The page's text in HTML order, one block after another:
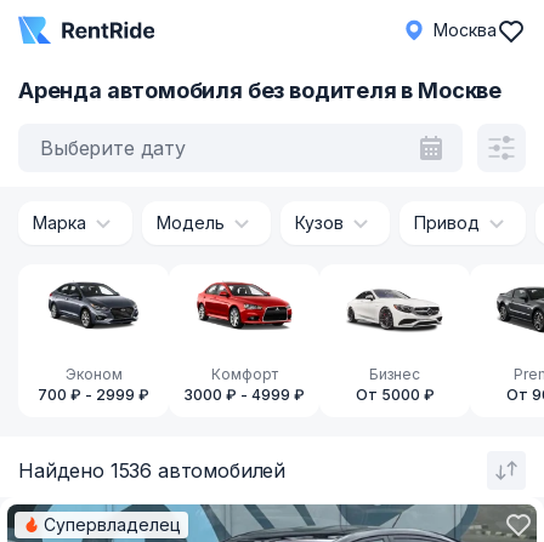
Москва
Аренда автомобиля без водителя в Москве
Выберите дату
Марка Модель Кузов Привод
Эконом
700 ₽ - 2999 ₽
Комфорт
3000 ₽ - 4999 ₽
Бизнес
От 5000 ₽
От
Найдено 1536 автомобилей
Супервладелец